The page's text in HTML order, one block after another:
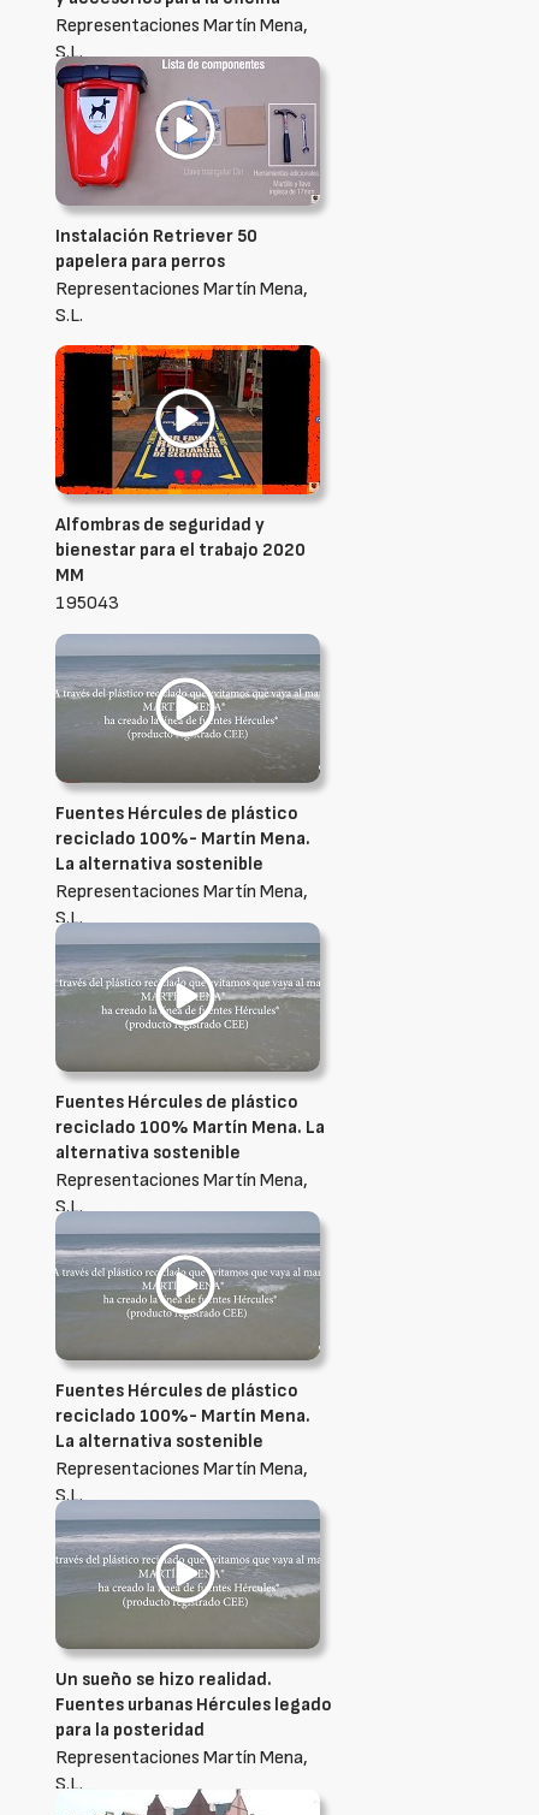
Representaciones Martín Mena,
S.L.
Instalación Retriever 50
papelera para perros
Representaciones Martín Mena,
S.L.
Alfombras de seguridad y
bienestar para el trabajo 2020
MM
195043
Fuentes Hércules de plástico
reciclado 100%- Martín Mena.
La alternativa sostenible
Representaciones Martín Mena,
S.L.
Fuentes Hércules de plástico
reciclado 100% Martín Mena. La
alternativa sostenible
Representaciones Martín Mena,
S.L.
Fuentes Hércules de plástico
reciclado 100%- Martín Mena.
La alternativa sostenible
Representaciones Martín Mena,
S.L.
Un sueño se hizo realidad.
Fuentes urbanas Hércules legado
para la posteridad
Representaciones Martín Mena,
S.L.